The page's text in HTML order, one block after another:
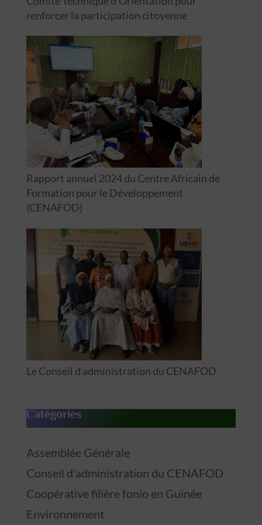
renforcer la participation citoyenne
Rapport annuel 2024 du Centre Africain de
Formation pour le Développement
(CENAFOD)
Le Conseil d’administration du CENAFOD
Catégories
Assemblée Générale
Conseil d'administration du CENAFOD
Coopérative filière fonio en Guinée
Environnement